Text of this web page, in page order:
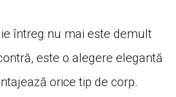
întreg nu mai este demult
este o alegere elegantă
orice tip de corp.